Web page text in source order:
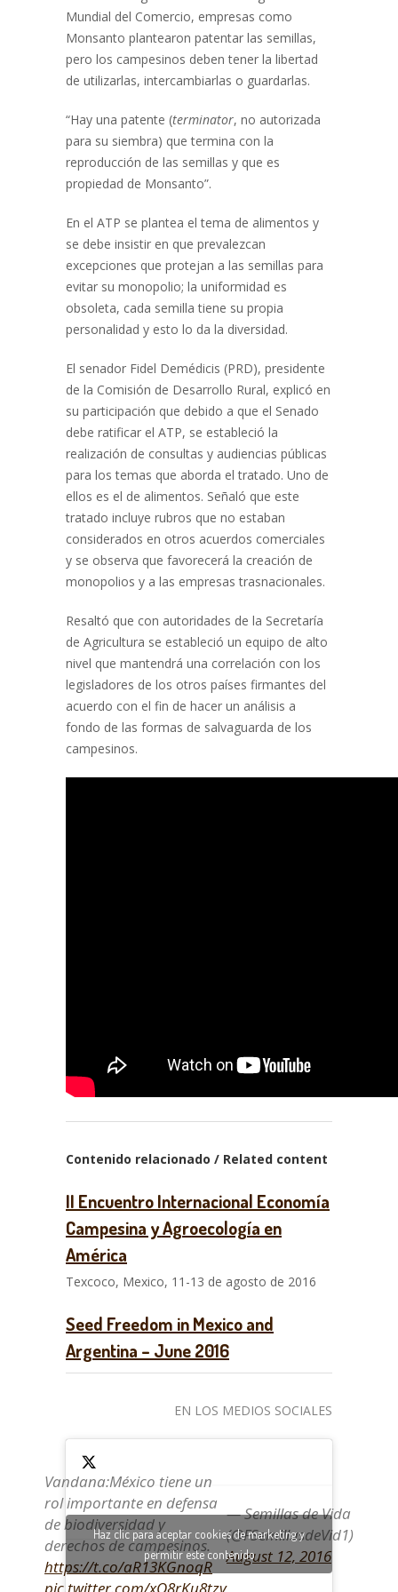
Mundial del Comercio, empresas como
Monsanto plantearon patentar las semillas,
pero los campesinos deben tener la libertad
de utilizarlas, intercambiarlas o guardarlas.
“Hay una patente (terminator, no autorizada
para su siembra) que termina con la
reproducción de las semillas y que es
propiedad de Monsanto”.
En el ATP se plantea el tema de alimentos y
se debe insistir en que prevalezcan
excepciones que protejan a las semillas para
evitar su monopolio; la uniformidad es
obsoleta, cada semilla tiene su propia
personalidad y esto lo da la diversidad.
El senador Fidel Demédicis (PRD), presidente
de la Comisión de Desarrollo Rural, explicó en
su participación que debido a que el Senado
debe ratificar el ATP, se estableció la
realización de consultas y audiencias públicas
para los temas que aborda el tratado. Uno de
ellos es el de alimentos. Señaló que este
tratado incluye rubros que no estaban
considerados en otros acuerdos comerciales
y se observa que favorecerá la creación de
monopolios y a las empresas trasnacionales.
Resaltó que con autoridades de la Secretaría
de Agricultura se estableció un equipo de alto
nivel que mantendrá una correlación con los
legisladores de los otros países firmantes del
acuerdo con el fin de hacer un análisis a
fondo de las formas de salvaguarda de los
campesinos.
Contenido relacionado / Related content
II Encuentro Internacional Economía
Campesina y Agroecología en
América
Texcoco, Mexico, 11-13 de agosto de 2016
Seed Freedom in Mexico and
Argentina – June 2016
EN LOS MEDIOS SOCIALES
Vandana:México tiene un
rol importante en defensa
de biodiversidad y
derechos de campesinos.
https://t.co/aR13KGnoqR
— Semillas de Vida
(@FSemillasdeVid1)
August 12, 2016
Haz clic para aceptar cookies de marketing y
permitir este contenido